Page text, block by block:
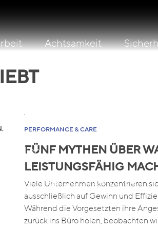
Achtsamkeit
Performance & Care
PERFORMANCE & CARE
FÜNF MYTHEN ÜBER
LEISTUNGSFÄHIG
Viele Unternehmen konzentrieren
ausschließlich auf Gewinn und
Während die Vorgesetzten ihre
zurück ins Büro holen, beobachten